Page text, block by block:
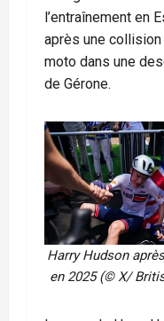
l’entraînement en
après une collision
moto dans une
de Gérone.
Harry Hudson
en 2025 (© X/